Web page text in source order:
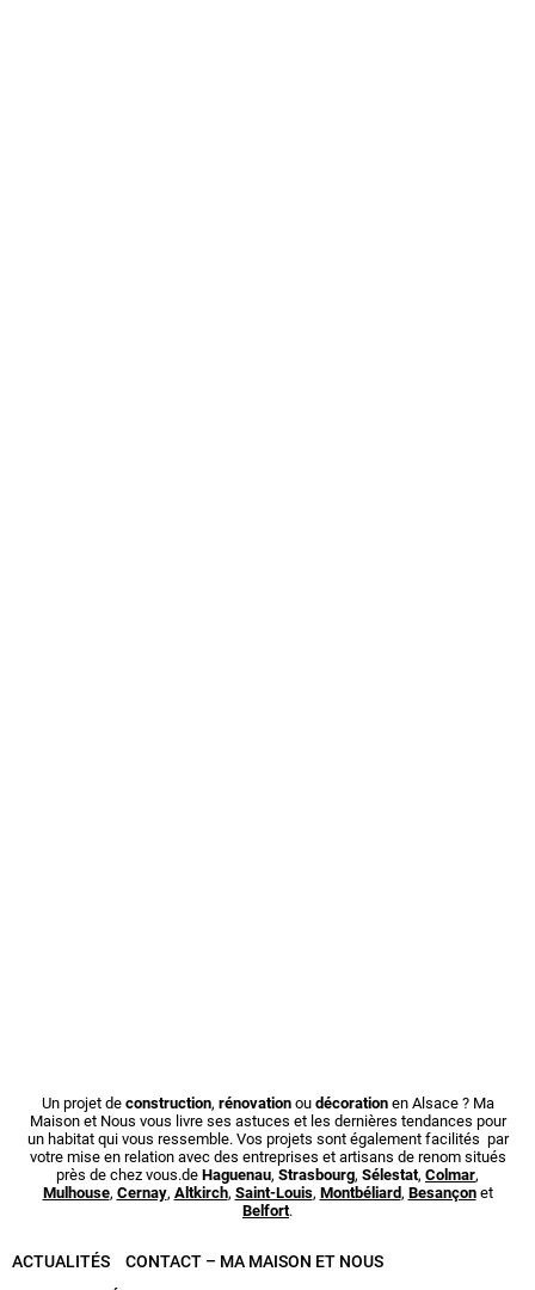
Un projet de construction, rénovationou décorationen Alsace ? Ma
Maison et Nous vous livre ses astuces et les dernières tendances pour
un habitat qui vous ressemble. Vos projets sont également facilités par
votre mise en relation avec des entreprises et artisans de renom situés
près de chez vous.de Haguenau, Strasbourg, Sélestat, Colmar,
Mulhouse, Cernay, Altkirch, Saint-Louis, Montbéliard , Besançonet
Belfort.
ACTUALITÉS
CONTACT – MA MAISON ET NOUS